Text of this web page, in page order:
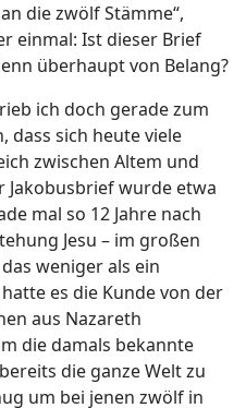
die zwölf Stämme“,
einmal: Ist dieser Brief
überhaupt von Belang?
ich doch gerade zum
dass sich heute viele
zwischen Altem und
Jakobusbrief wurde etwa
mal so 12 Jahre nach
Jesu – im großen
weniger als ein
es die Kunde von der
aus Nazareth
die damals bekannte
die ganze Welt zu
um bei jenen zwölf in